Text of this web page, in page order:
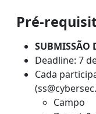
Pré-
SUBMISSÃO
Deadline: 7
Cada
Campo